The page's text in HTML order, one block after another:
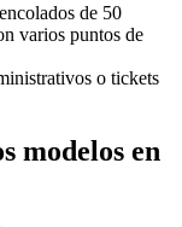
de 50
varios puntos de
o tickets
modelos en